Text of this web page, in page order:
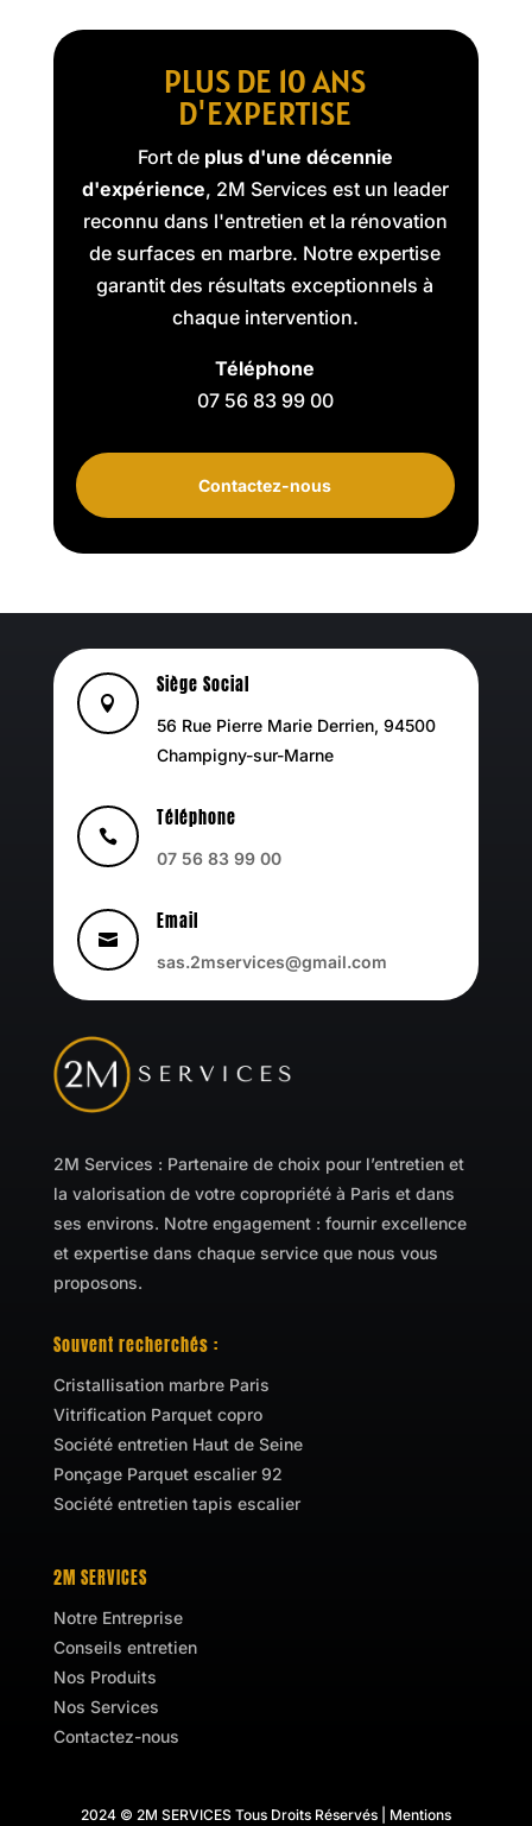
PLUS DE 10 ANS
D'EXPERTISE
Fort de plus d'une décennie
d'expérience, 2M Services est un leader
reconnu dans l'entretien et la rénovation
de surfaces en marbre. Notre expertise
garantit des résultats exceptionnels à
chaque intervention.
Téléphone
07 56 83 99 00
Contactez-nous

Siège Social
56 Rue Pierre Marie Derrien, 94500
Champigny-sur-Marne

Téléphone
07 56 83 99 00

Email
sas.2mservices@gmail.com
2M Services : Partenaire de choix pour l’entretien et
la valorisation de votre copropriété à Paris et dans
ses environs. Notre engagement : fournir excellence
et expertise dans chaque service que nous vous
proposons.
Souvent recherchés :
Cristallisation marbre Paris
Vitrification Parquet copro
Société entretien Haut de Seine
Ponçage Parquet escalier 92
Société entretien tapis escalier
2M SERVICES
Notre Entreprise
Conseils entretien
Nos Produits
Nos Services
Contactez-nous
2024 © 2M SERVICES Tous Droits Réservés | Mentions